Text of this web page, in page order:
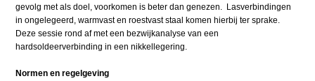
gevolg met als doel, voorkomen is beter dan genezen. Lasverbindingen
in ongelegeerd, warmvast en roestvast staal komen hierbij ter sprake.
Deze sessie rond af met een bezwijkanalyse van een
hardsoldeerverbinding in een nikkellegering.
Normen en regelgeving